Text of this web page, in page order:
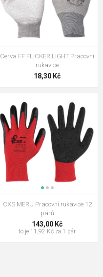
Cerva FF FLICKER LIGHT Pracovní
rukavice
18,30 Kč
CXS MERU Pracovní rukavice 12
párů
143,00 Kč
to je 11,92 Kč za 1 pár